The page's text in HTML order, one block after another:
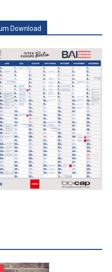
Download